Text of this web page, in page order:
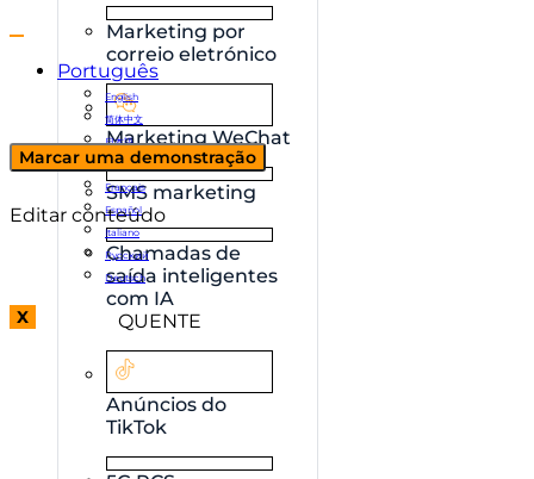
Marketing por
correio eletrónico
Marketing WeChat
SMS marketing
Chamadas de
saída inteligentes
com IA
QUENTE
Anúncios do
TikTok
Português
English
简体中文
日本語
한국어
Français
Español
Italiano
Русский
Deutsch
X
Marcar uma demonstração
Editar conteúdo